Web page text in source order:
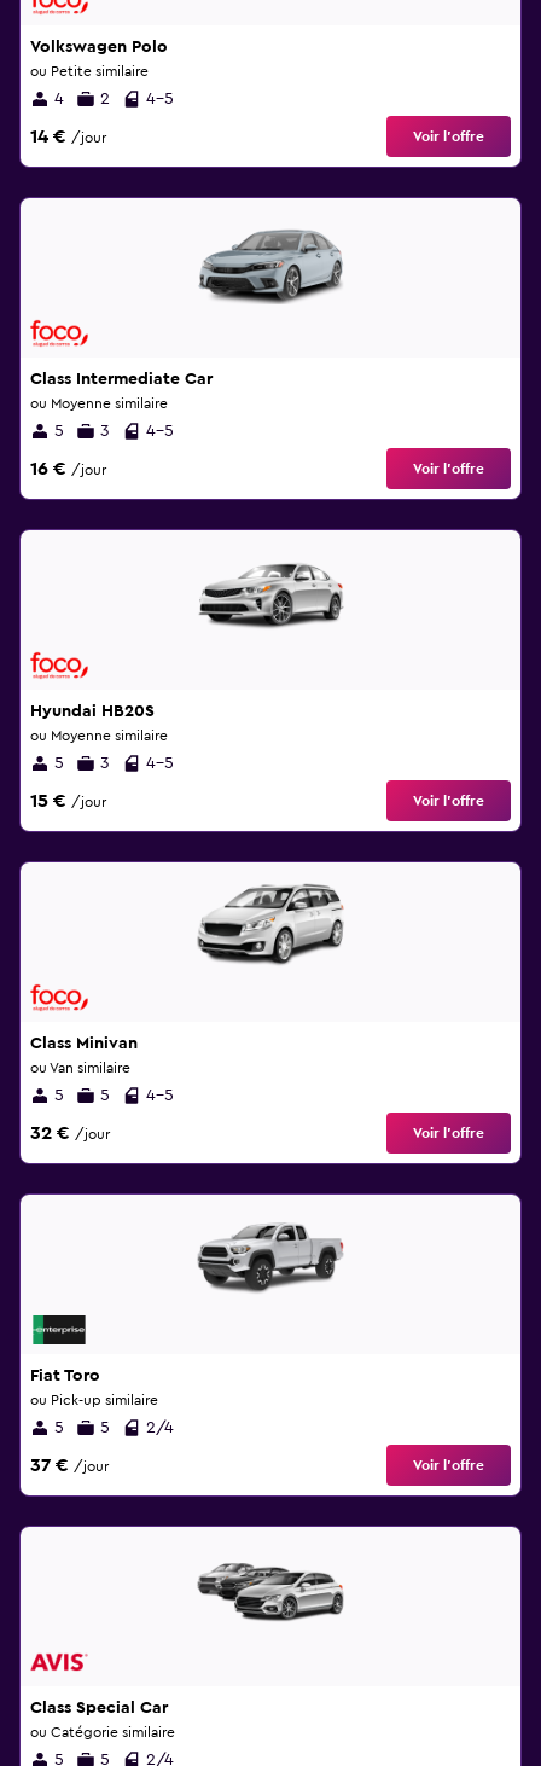
Volkswagen Polo
ou Petite similaire
4 2 4-5
14 € /jour Voir l’offre
Class Intermediate Car
ou Moyenne similaire
5 3 4-5
16 € /jour Voir l’offre
Hyundai HB20S
ou Moyenne similaire
5 3 4-5
15 € /jour Voir l’offre
Class Minivan
ou Van similaire
5 5 4-5
32 € /jour Voir l’offre
Fiat Toro
ou Pick-up similaire
5 5 2/4
37 € /jour Voir l’offre
Class Special Car
ou Catégorie similaire
5 5 2/4